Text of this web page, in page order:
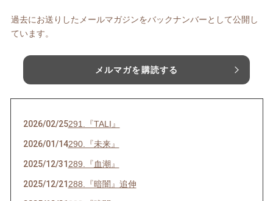
過去にお送りしたメールマガジンをバックナンバーとして公開し
ています。
メルマガを購読する
2026/02/25291.『TALI』
2026/01/14290.『未来』
2025/12/31289.『血潮』
2025/12/21288.『暗闇』追伸